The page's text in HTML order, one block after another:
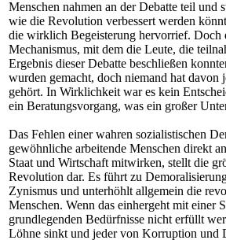
Menschen nahmen an der Debatte teil und
wie die Revolution verbessert werden
die wirklich Begeisterung hervorrief. Doch
Mechanismus, mit dem die Leute, die
Ergebnis dieser Debatte beschließen
wurden gemacht, doch niemand hat davon
gehört. In Wirklichkeit war es kein
ein Beratungsvorgang, was ein großer
Das Fehlen einer wahren sozialistischen
gewöhnliche arbeitende Menschen direkt
Staat und Wirtschaft mitwirken, stellt die
Revolution dar. Es führt zu
Zynismus und unterhöhlt allgemein die
Menschen. Wenn das einhergeht mit einer
grundlegenden Bedürfnisse nicht erfüllt
Löhne sinkt und jeder von Korruption und